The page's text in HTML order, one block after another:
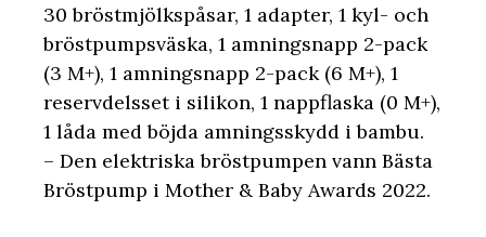
30 bröstmjölkspåsar, 1 adapter, 1 kyl- och
bröstpumpsväska, 1 amningsnapp 2-pack
(3 M+), 1 amningsnapp 2-pack (6 M+), 1
reservdelsset i silikon, 1 nappflaska (0 M+),
1 låda med böjda amningsskydd i bambu.
– Den elektriska bröstpumpen vann Bästa
Bröstpump i Mother & Baby Awards 2022.